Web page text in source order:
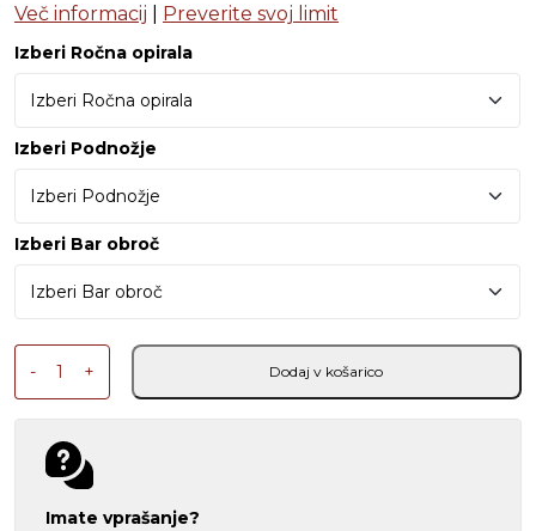
Več informacij Preverite svoj limit
Izberi Ročna opirala
Izberi Podnožje
Izberi Bar obroč
-
Proizvodni stol Pu Air Asinhron količina
+ Dodaj v košarico
Imate vprašanje?